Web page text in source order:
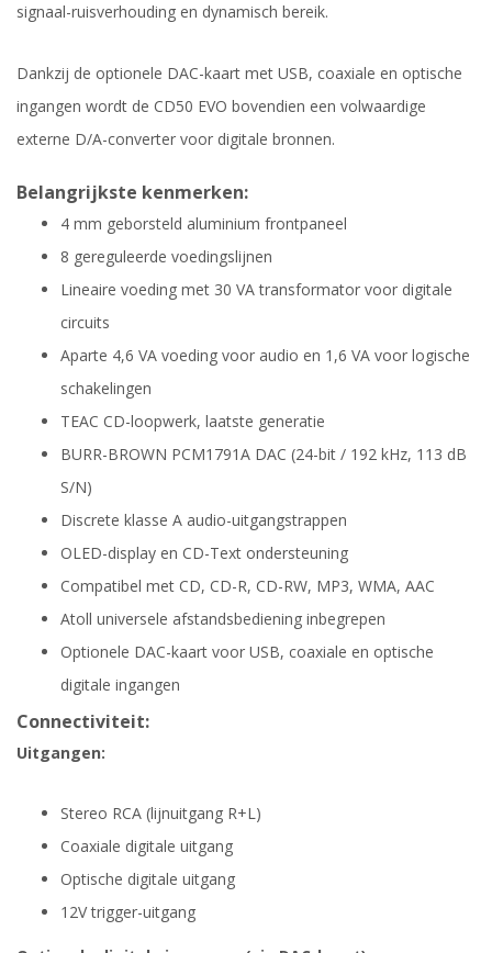
signaal-ruisverhouding en dynamisch bereik.
Dankzij de optionele DAC-kaart met USB, coaxiale en optische
ingangen wordt de CD50 EVO bovendien een volwaardige
externe D/A-converter voor digitale bronnen.
Belangrijkste kenmerken:
4 mm geborsteld aluminium frontpaneel
8 gereguleerde voedingslijnen
Lineaire voeding met 30 VA transformator voor digitale
circuits
Aparte 4,6 VA voeding voor audio en 1,6 VA voor logische
schakelingen
TEAC CD-loopwerk, laatste generatie
BURR-BROWN PCM1791A DAC (24-bit / 192 kHz, 113 dB
S/N)
Discrete klasse A audio-uitgangstrappen
OLED-display en CD-Text ondersteuning
Compatibel met CD, CD-R, CD-RW, MP3, WMA, AAC
Atoll universele afstandsbediening inbegrepen
Optionele DAC-kaart voor USB, coaxiale en optische
digitale ingangen
Connectiviteit:
Uitgangen:
Stereo RCA (lijnuitgang R+L)
Coaxiale digitale uitgang
Optische digitale uitgang
12V trigger-uitgang